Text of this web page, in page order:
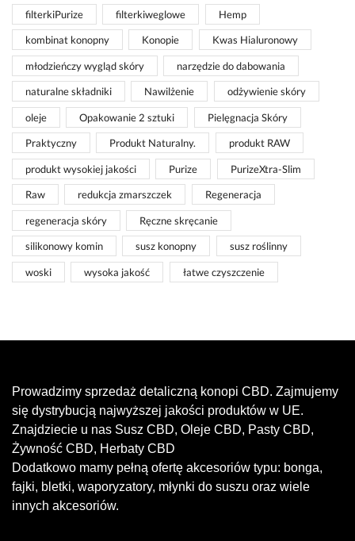
filterkiPurize filterkiweglowe Hemp
kombinat konopny Konopie Kwas Hialuronowy
młodzieńczy wygląd skóry narzędzie do dabowania
naturalne składniki Nawilżenie odżywienie skóry
oleje Opakowanie 2 sztuki Pielęgnacja Skóry
Praktyczny Produkt Naturalny. produkt RAW
produkt wysokiej jakości Purize PurizeXtra-Slim
Raw redukcja zmarszczek Regeneracja
regeneracja skóry Ręczne skręcanie
silikonowy komin susz konopny susz roślinny
woski wysoka jakość łatwe czyszczenie
Prowadzimy sprzedaż detaliczną konopi CBD. Zajmujemy
się dystrybucją najwyższej jakości produktów w UE.
Znajdziecie u nas Susz CBD, Oleje CBD, Pasty CBD,
Żywność CBD, Herbaty CBD
Dodatkowo mamy pełną ofertę akcesoriów typu: bonga,
fajki, bletki, waporyzatory, młynki do suszu oraz wiele
innych akcesoriów.